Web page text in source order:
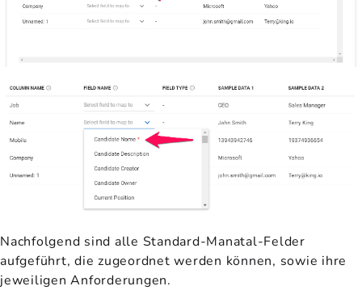
Nachfolgend sind alle Standard-Manatal-Felder
aufgeführt, die zugeordnet werden können, sowie ihre
jeweiligen Anforderungen.